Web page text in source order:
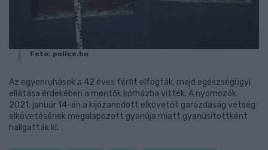
Fotó: police.hu
Az egyenruhások a 42 éves férfit elfogták, majd egészségügyi
ellátása érdekében a mentők kórházba vitték. A nyomozók
2021. január 14-én a kijózanodott elkövetőt garázdaság vétség
elkövetésének megalapozott gyanúja miatt gyanúsítottként
hallgatták ki.